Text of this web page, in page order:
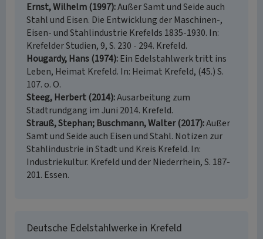
Ernst, Wilhelm (1997) Außer Samt und Seide auch
Stahl und Eisen. Die Entwicklung der Maschinen-,
Eisen- und Stahlindustrie Krefelds 1835-1930. In:
Krefelder Studien, 9, S. 230 - 294. Krefeld.
Hougardy, Hans (1974) Ein Edelstahlwerk tritt ins
Leben, Heimat Krefeld. In: Heimat Krefeld, (45.) S.
107. o. O.
Steeg, Herbert (2014) Ausarbeitung zum
Stadtrundgang im Juni 2014. Krefeld.
Strauß, Stephan; Buschmann, Walter (2017) Außer
Samt und Seide auch Eisen und Stahl. Notizen zur
Stahlindustrie in Stadt und Kreis Krefeld. In:
Industriekultur. Krefeld und der Niederrhein, S. 187-
201. Essen.
Deutsche Edelstahlwerke in Krefeld